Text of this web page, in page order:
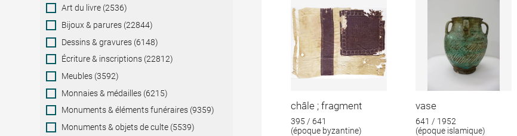
Art du livre (2536)
Bijoux & parures (22844)
Dessins & gravures (6148)
Écriture & inscriptions (22812)
Meubles (3592)
Monnaies & médailles (6215)
Monuments & éléments funéraires (9359)
Monuments & objets de culte (5539)
châle ; fragment
395 / 641
(époque byzantine)
vase
641 / 1952
(époque islamique)